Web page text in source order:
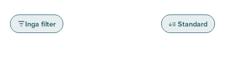
Inga filter Standard